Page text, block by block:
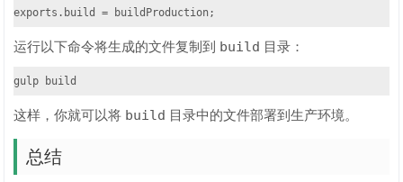
exports.build = buildProduction;
运行以下命令将生成的文件复制到 build 目录：
gulp build
这样，你就可以将 build 目录中的文件部署到生产环境。
总结